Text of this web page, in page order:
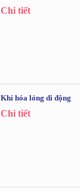
Chi tiết
Khí hóa lỏng di động
Chi tiết